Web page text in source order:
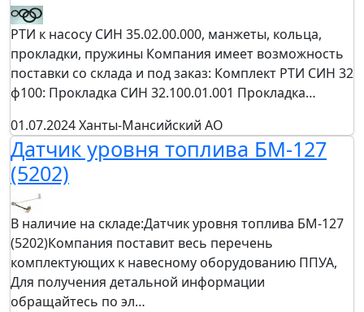
РТИ к насосу СИН 35.02.00.000, манжеты, кольца,
прокладки, пружины Компания имеет возможность
поставки со склада и под заказ: Комплект РТИ СИН 32
ф100: Прокладка СИН 32.100.01.001 Прокладка…
01.07.2024Ханты-Мансийский АО
Датчик уровня топлива БМ-127
(5202)
В наличие на складе:Датчик уровня топлива БМ-127
(5202)Компания поставит весь перечень
комплектующих к навесному оборудованию ППУА,
Для получения детальной информации
обращайтесь по эл…